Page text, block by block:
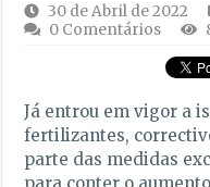
30 de Abril de 2022
0 Comentários
Já entrou em vigor a
fertilizantes,
parte das medidas
para conter o